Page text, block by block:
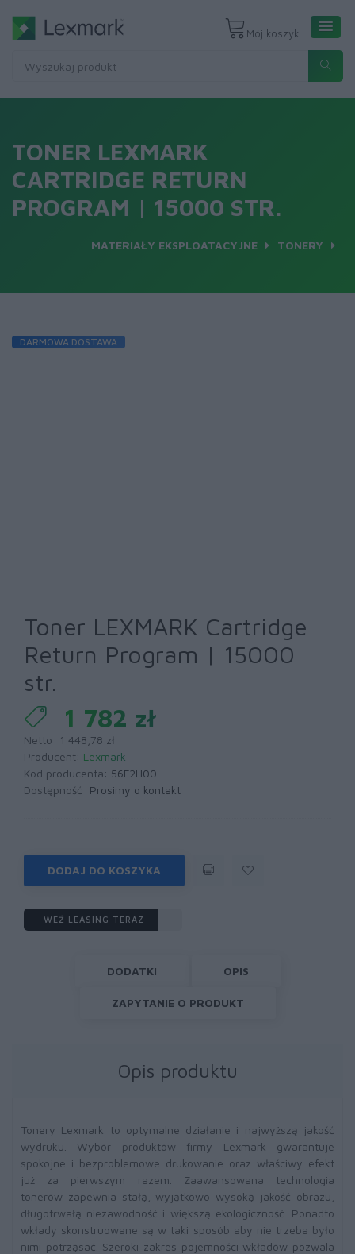
Mój koszyk
TONER LEXMARK
CARTRIDGE RETURN
PROGRAM | 15000 STR.
MATERIAŁY EKSPLOATACYJNE TONERY
DARMOWA DOSTAWA
Toner LEXMARK Cartridge
Return Program | 15000
str.
1 782 zł
Netto: 1 448,78 zł
Producent: Lexmark
Kod producenta: 56F2H00
Dostępność: Prosimy o kontakt
DODAJ DO KOSZYKA
WEŹ LEASING TERAZ
DODATKI OPIS
ZAPYTANIE O PRODUKT
Opis produktu
Tonery Lexmark to optymalne działanie i najwyższą jakość
wydruku. Wybór produktów firmy Lexmark gwarantuje
spokojne i bezproblemowe drukowanie oraz właściwy efekt
już za pierwszym razem. Zaawansowana technologia
tonerów zapewnia stałą, wyjątkowo wysoką jakość obrazu,
długotrwałą niezawodność i większą ekologiczność. Ponadto
wkłady skonstruowane są w taki sposób aby nie trzeba było
nimi potrząsać. Szeroki zakres pojemności wkładów pozwala